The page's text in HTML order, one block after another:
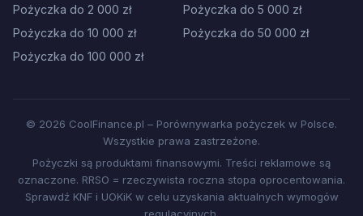
Pożyczka do 2 000 zł
Pożyczka do 5 000 zł
Pożyczka do 10 000 zł
Pożyczka do 50 000 zł
Pożyczka do 100 000 zł
© 2026 CoolFinance.pl – Porównywarka pożyczek w Polsce.
Wszystkie prawa zastrzeżone.
Pożyczki są produktami finansowymi. Treści reklamowe są
oznaczone. RRSO = rzeczywista roczna stopa oprocentowania.
Sprawdź KNF i UOKiK w celu uzyskania aktualnych wymogów
regulacyjnych.